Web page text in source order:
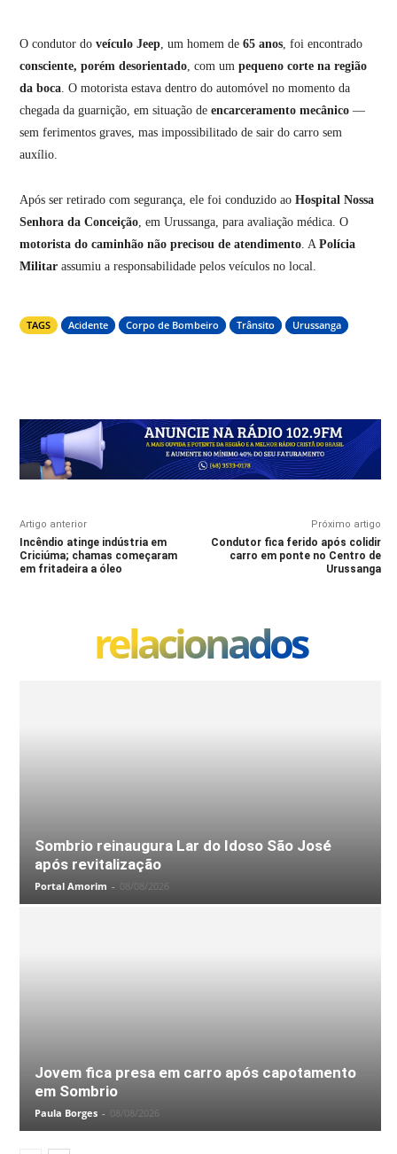
O condutor do veículo Jeep, um homem de 65 anos, foi encontrado
consciente, porém desorientado, com um pequeno corte na região
da boca. O motorista estava dentro do automóvel no momento da
chegada da guarnição, em situação de encarceramento mecânico —
sem ferimentos graves, mas impossibilitado de sair do carro sem
auxílio.
Após ser retirado com segurança, ele foi conduzido ao Hospital Nossa
Senhora da Conceição, em Urussanga, para avaliação médica. O
motorista do caminhão não precisou de atendimento. A Polícia
Militar assumiu a responsabilidade pelos veículos no local.
TAGS Acidente Corpo de Bombeiro Trânsito Urussanga
Artigo anterior
Incêndio atinge indústria em
Criciúma; chamas começaram
em fritadeira a óleo
Próximo artigo
Condutor fica ferido após colidir
carro em ponte no Centro de
Urussanga
relacionados
Sombrio reinaugura Lar do Idoso São José
após revitalização
Portal Amorim - 08/08/2026
Jovem fica presa em carro após capotamento
em Sombrio
Paula Borges - 08/08/2026